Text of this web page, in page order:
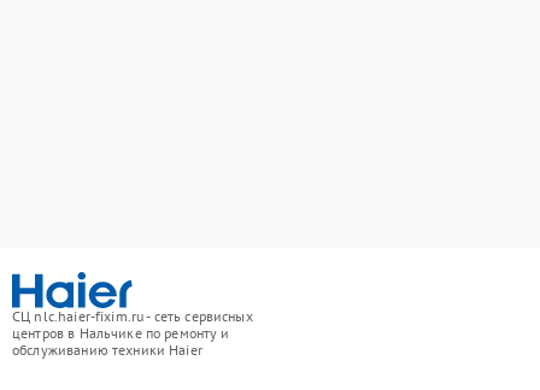
СЦ nlc.haier-fixim.ru - сеть сервисных
центров в Нальчике по ремонту и
обслуживанию техники Haier